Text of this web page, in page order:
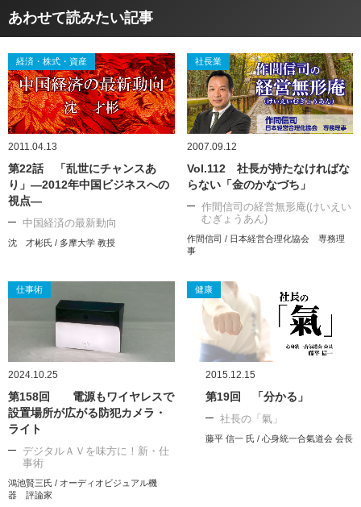
あわせて読みたい記事
経済・株式・資産
2011.04.13
第22話 「乱世にチャンスあ
り」―2012年中国ビジネスへの
視点―
中国経済の最新動向
沈 才彬氏 / 多摩大学 教授
社長業
2007.09.12
Vol.112 社長が持たなければな
らない「金のかなづち」
作間信司の経営無形庵(けいえい
むぎょうあん)
作間信司 / 日本経営合理化協会 専務理
事
仕事術
2024.10.25
第158回 電源もワイヤレスで
設置場所が広がる防犯カメラ・
ライト
デジタルＡＶを味方に！新・仕
事術
鴻池賢三氏 / オーディオビジュアル機
器 評論家
健康
2015.12.15
第19回 「分かる」
社長の「氣」
藤平 信一 氏 / 心身統一合氣道会 会長